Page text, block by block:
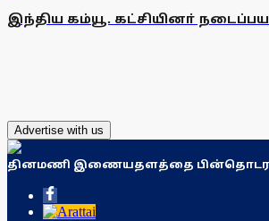
இந்திய கம்யூ. கட்சியினா்
Advertise with us
தினமணி இணையதளத்தை பின்தொடர